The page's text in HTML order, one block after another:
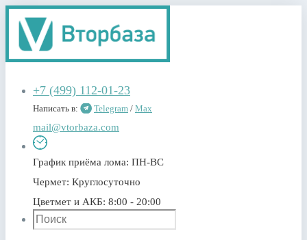
+7 (499) 112-01-23
Написать в: Telegram / Max
mail@vtorbaza.com
График приёма лома: ПН-ВС
Чермет: Круглосуточно
Цветмет и АКБ: 8:00 - 20:00